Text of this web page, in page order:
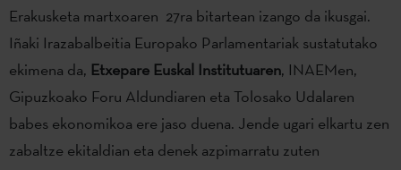
Erakusketa martxoaren 27ra bitartean izango da ikusgai.
Iñaki Irazabalbeitia Europako Parlamentariak sustatutako
ekimena da, Etxepare Euskal Institutuaren, INAEMen,
Gipuzkoako Foru Aldundiaren eta Tolosako Udalaren
babes ekonomikoa ere jaso duena. Jende ugari elkartu zen
zabaltze ekitaldian eta denek azpimarratu zuten